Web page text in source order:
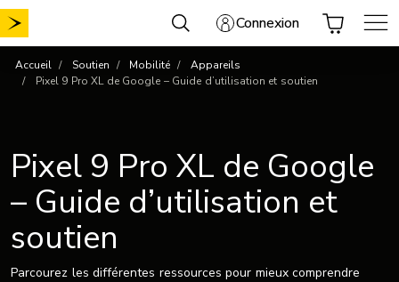
Aller
au
Connexion
Accueil Soutien Mobilité
Appareils
Pixel 9 Pro XL de Google – Guide d’utilisation et soutien
Pixel 9 Pro XL de Google
– Guide d’utilisation et
soutien
Parcourez les différentes ressources pour mieux comprendre